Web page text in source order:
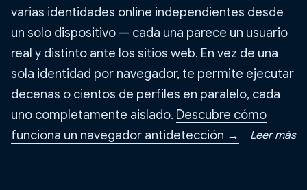
varias identidades online independientes desde
un solo dispositivo — cada una parece un usuario
real y distinto ante los sitios web. En vez de una
sola identidad por navegador, te permite ejecutar
decenas o cientos de perfiles en paralelo, cada
uno completamente aislado. Descubre cómo
funciona un navegador antidetección →
Leer más